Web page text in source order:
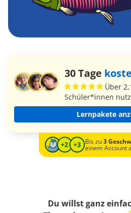
30 Tage
Über
Schüler*innen
Lernpakete
Bis zu3
einem Account
Du willst ganz